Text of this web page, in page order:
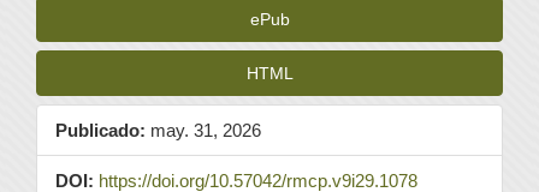
ePub
HTML
Publicado: may. 31, 2026
DOI: https://doi.org/10.57042/rmcp.v9i29.1078